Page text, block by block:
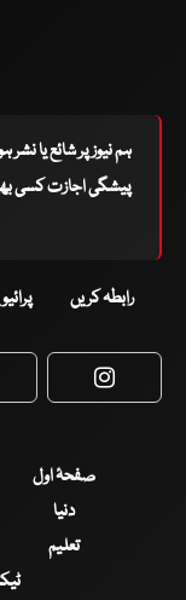
ہم نیوز پر شائع یا
پیشگی اجازت کسی
رابطہ کریں
صفحۂ اول
دنیا
تعلیم